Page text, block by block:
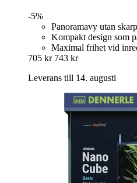
-5%
Panoramavy utan
Kompakt design som
Maximal frihet vid
705 kr 743 kr
Leverans till 14. augusti